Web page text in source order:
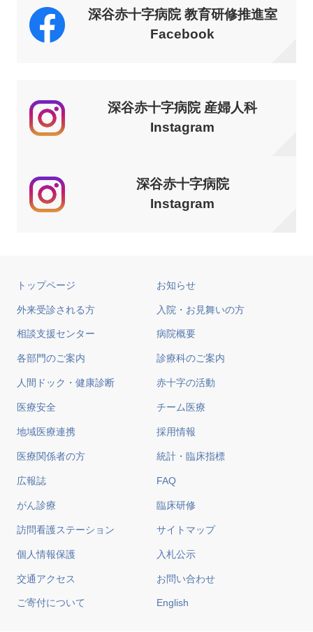
深谷赤十字病院 教育研修推進室
Facebook
深谷赤十字病院 産婦人科
Instagram
深谷赤十字病院
Instagram
トップページ お知らせ
外来受診される方 入院・お見舞いの方
相談支援センター 病院概要
各部門のご案内 診療科のご案内
人間ドック・健康診断 赤十字の活動
医療安全 チーム医療
地域医療連携 採用情報
医療関係者の方 統計・臨床指標
広報誌 FAQ
がん診療 臨床研修
訪問看護ステーション サイトマップ
個人情報保護 入札公示
交通アクセス お問い合わせ
ご寄付について English